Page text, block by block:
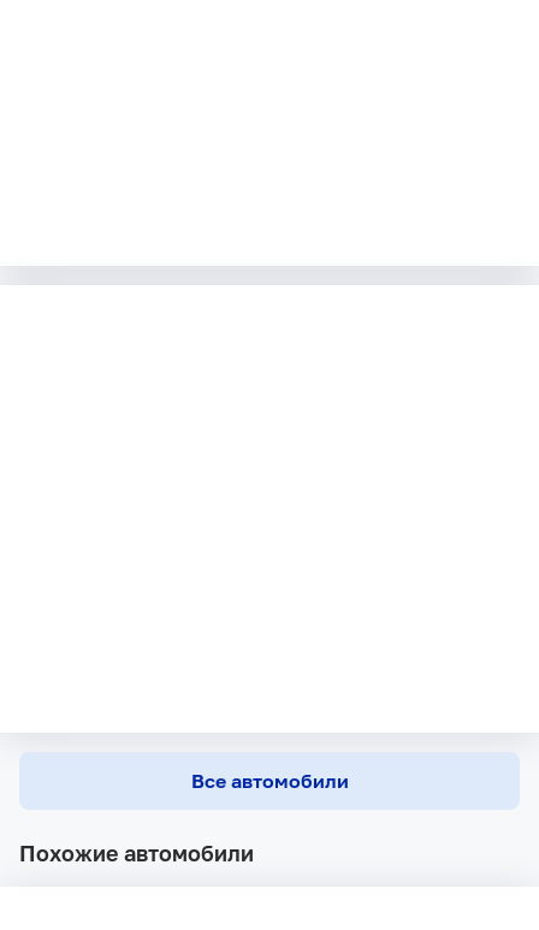
Все автомобили
Похожие автомобили